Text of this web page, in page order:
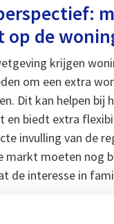
de
krijgen
om een extra
Dit kan helpen bij
en biedt extra
invulling van de
markt moeten nog
de interesse in